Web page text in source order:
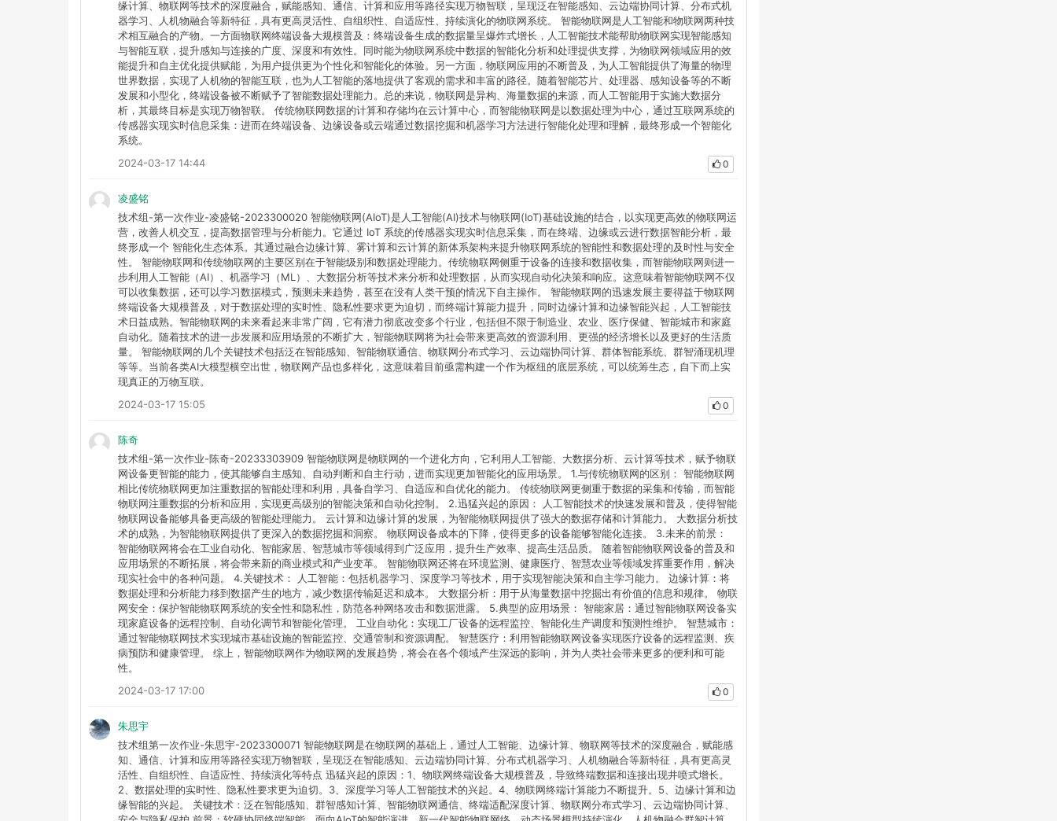
缘计算、物联网等技术的深度融合，赋能感知、通信、计算和应用等路径实现万物智联，呈现泛在智能感知、云边端协同计算、分布式机
器学习、人机物融合等新特征，具有更高灵活性、自组织性、自适应性、持续演化的物联网系统。 智能物联网是人工智能和物联网两种技
术相互融合的产物。一方面物联网终端设备大规模普及：终端设备生成的数据量呈爆炸式增长，人工智能技术能帮助物联网实现智能感知
与智能互联，提升感知与连接的广度、深度和有效性。同时能为物联网系统中数据的智能化分析和处理提供支撑，为物联网领域应用的效
能提升和自主优化提供赋能，为用户提供更为个性化和智能化的体验。另一方面，物联网应用的不断普及，为人工智能提供了海量的物理
世界数据，实现了人机物的智能互联，也为人工智能的落地提供了客观的需求和丰富的路径。随着智能芯片、处理器、感知设备等的不断
发展和小型化，终端设备被不断赋予了智能数据处理能力。总的来说，物联网是异构、海量数据的来源，而人工智能用于实施大数据分
析，其最终目标是实现万物智联。 传统物联网数据的计算和存储均在云计算中心，而智能物联网是以数据处理为中心，通过互联网系统的
传感器实现实时信息采集：进而在终端设备、边缘设备或云端通过数据挖掘和机器学习方法进行智能化处理和理解，最终形成一个智能化
系统。
2024-03-17 14:44
0
凌盛铭
技术组-第一次作业-凌盛铭-2023300020 智能物联网(AIoT)是人工智能(AI)技术与物联网(IoT)基础设施的结合，以实现更高效的物联网运
营，改善人机交互，提高数据管理与分析能力。它通过 IoT 系统的传感器实现实时信息采集，而在终端、边缘或云进行数据智能分析，最
终形成一个 智能化生态体系。其通过融合边缘计算、雾计算和云计算的新体系架构来提升物联网系统的智能性和数据处理的及时性与安全
性。 智能物联网和传统物联网的主要区别在于智能级别和数据处理能力。传统物联网侧重于设备的连接和数据收集，而智能物联网则进一
步利用人工智能（AI）、机器学习（ML）、大数据分析等技术来分析和处理数据，从而实现自动化决策和响应。这意味着智能物联网不仅
可以收集数据，还可以学习数据模式，预测未来趋势，甚至在没有人类干预的情况下自主操作。 智能物联网的迅速发展主要得益于物联网
终端设备大规模普及，对于数据处理的实时性、隐私性要求更为迫切，而终端计算能力提升，同时边缘计算和边缘智能兴起，人工智能技
术日益成熟。智能物联网的未来看起来非常广阔，它有潜力彻底改变多个行业，包括但不限于制造业、农业、医疗保健、智能城市和家庭
自动化。随着技术的进一步发展和应用场景的不断扩大，智能物联网将为社会带来更高效的资源利用、更强的经济增长以及更好的生活质
量。 智能物联网的几个关键技术包括泛在智能感知、智能物联通信、物联网分布式学习、云边端协同计算、群体智能系统、群智涌现机理
等等。当前各类AI大模型横空出世，物联网产品也多样化，这意味着目前亟需构建一个作为枢纽的底层系统，可以统筹生态，自下而上实
现真正的万物互联。
2024-03-17 15:05
0
陈奇
技术组-第一次作业-陈奇-20233303909 智能物联网是物联网的一个进化方向，它利用人工智能、大数据分析、云计算等技术，赋予物联
网设备更智能的能力，使其能够自主感知、自动判断和自主行动，进而实现更加智能化的应用场景。 1.与传统物联网的区别： 智能物联网
相比传统物联网更加注重数据的智能处理和利用，具备自学习、自适应和自优化的能力。 传统物联网更侧重于数据的采集和传输，而智能
物联网注重数据的分析和应用，实现更高级别的智能决策和自动化控制。 2.迅猛兴起的原因： 人工智能技术的快速发展和普及，使得智能
物联网设备能够具备更高级的智能处理能力。 云计算和边缘计算的发展，为智能物联网提供了强大的数据存储和计算能力。 大数据分析技
术的成熟，为智能物联网提供了更深入的数据挖掘和洞察。 物联网设备成本的下降，使得更多的设备能够智能化连接。 3.未来的前景：
智能物联网将会在工业自动化、智能家居、智慧城市等领域得到广泛应用，提升生产效率、提高生活品质。 随着智能物联网设备的普及和
应用场景的不断拓展，将会带来新的商业模式和产业变革。 智能物联网还将在环境监测、健康医疗、智慧农业等领域发挥重要作用，解决
现实社会中的各种问题。 4.关键技术： 人工智能：包括机器学习、深度学习等技术，用于实现智能决策和自主学习能力。 边缘计算：将
数据处理和分析能力移到数据产生的地方，减少数据传输延迟和成本。 大数据分析：用于从海量数据中挖掘出有价值的信息和规律。 物联
网安全：保护智能物联网系统的安全性和隐私性，防范各种网络攻击和数据泄露。 5.典型的应用场景： 智能家居：通过智能物联网设备实
现家庭设备的远程控制、自动化调节和智能化管理。 工业自动化：实现工厂设备的远程监控、智能化生产调度和预测性维护。 智慧城市：
通过智能物联网技术实现城市基础设施的智能监控、交通管制和资源调配。 智慧医疗：利用智能物联网设备实现医疗设备的远程监测、疾
病预防和健康管理。 综上，智能物联网作为物联网的发展趋势，将会在各个领域产生深远的影响，并为人类社会带来更多的便利和可能
性。
2024-03-17 17:00
0
朱思宇
技术组第一次作业-朱思宇-2023300071 智能物联网是在物联网的基础上，通过人工智能、边缘计算、物联网等技术的深度融合，赋能感
知、通信、计算和应用等路径实现万物智联，呈现泛在智能感知、云边端协同计算、分布式机器学习、人机物融合等新特征，具有更高灵
活性、自组织性、自适应性、持续演化等特点 迅猛兴起的原因：1、物联网终端设备大规模普及，导致终端数据和连接出现井喷式增长。
2、数据处理的实时性、隐私性要求更为迫切。3、深度学习等人工智能技术的兴起。4、物联网终端计算能力不断提升。5、边缘计算和边
缘智能的兴起。 关键技术：泛在智能感知、群智感知计算、智能物联网通信、终端适配深度计算、物联网分布式学习、云边端协同计算、